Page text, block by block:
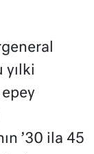
yılki
’30 ila 45